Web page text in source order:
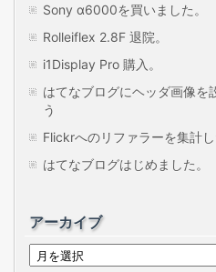
Sony α6000を買いました。
Rolleiflex 2.8F 退院。
i1Display Pro 購入。
はてなブログにヘッダ画像を
う
Flickrへのリファラーを集計
はてなブログはじめました。
アーカイブ
ア